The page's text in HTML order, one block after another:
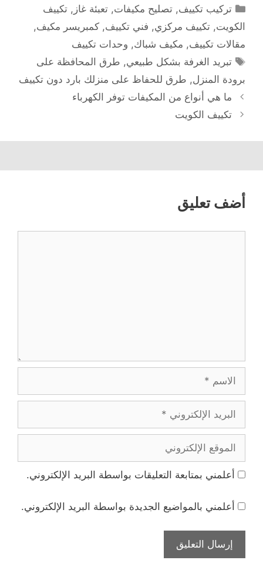
التصنيفات
تركيب تكييف,تصليح مكيفات,تعبئة غاز ,تكييف
الكويت, تكييف مركزي, فني تكييف, كمبريسر مكيف,
مقالات تكييف, مكيف شباك, وحدات تكييف
الوسوم
تبريد الغرفة بشكل طبيعي, طرق المحافظة على
برودة المنزل, طرق للحفاظ على منزلك بارد دون تكييف
ما هي أنواع من المكيفات توفر الكهرباء
تكييف الكويت
أضف تعليق
الاسم
البريد
الإلكتروني
الموقع
الإلكتروني
أعلمني بمتابعة التعليقات بواسطة البريد الإلكتروني.
أعلمني بالمواضيع الجديدة بواسطة البريد الإلكتروني.